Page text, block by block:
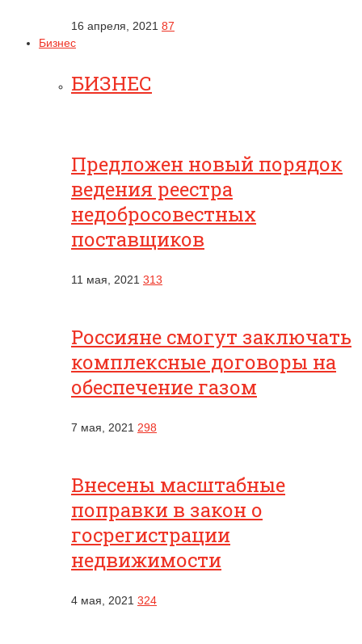
16 апреля, 2021 87
Бизнес
БИЗНЕС
Предложен новый порядок
ведения реестра
недобросовестных
поставщиков
11 мая, 2021 313
Россияне смогут заключать
комплексные договоры на
обеспечение газом
7 мая, 2021 298
Внесены масштабные
поправки в закон о
госрегистрации
недвижимости
4 мая, 2021 324